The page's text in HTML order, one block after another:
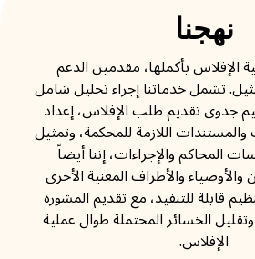
نهجنا
الإفلاس بأكملها، مقدمين الدعم
تشمل خدماتنا إجراء تحليل شامل
جدوى تقديم طلب الإفلاس، إعداد
اللازمة للمحكمة، وتمثيل
والإجراءات، إننا أيضاً
والأطراف المعنية الأخرى
قابلة للتنفيذ، مع تقديم المشورة
الخسائر المحتملة طوال عملية
الإفلاس.